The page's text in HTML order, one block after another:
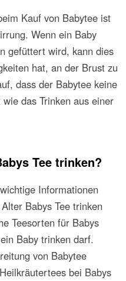
Kauf von Babytee ist
Wenn ein Baby
gefüttert wird, kann dies
hat, an der Brust zu
dass der Babytee keine
das Trinken aus einer
Tee trinken?
Informationen
Babys Tee trinken
Teesorten für Babys
Baby trinken darf.
von Babytee
bei Babys